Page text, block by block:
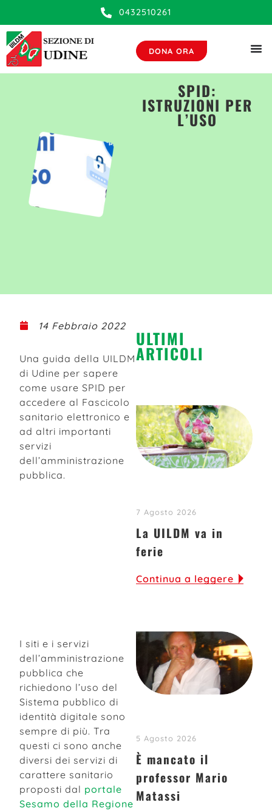
0432510261
DONA ORA
SPID:
ISTRUZIONI PER
L’USO
14 Febbraio 2022
Una guida della UILDM
di Udine per sapere
come usare SPID per
accedere al Fascicolo
sanitario elettronico e
ad altri importanti
servizi
dell’amministrazione
pubblica.
I siti e i servizi
dell’amministrazione
pubblica che
richiedono l’uso del
Sistema pubblico di
identità digitale sono
sempre di più. Tra
questi ci sono anche
diversi dei servizi di
carattere sanitario
proposti dal portale
Sesamo della Regione
ULTIMI
ARTICOLI
7 Agosto 2026
La UILDM va in
ferie
Continua a leggere
5 Agosto 2026
È mancato il
professor Mario
Matassi